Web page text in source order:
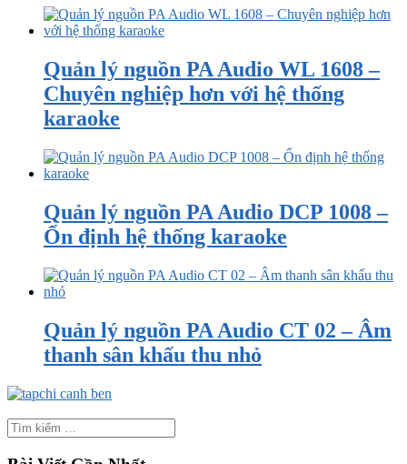
Quản lý nguồn PA Audio WL 1608 –
Chuyên nghiệp hơn với hệ thống
karaoke
Quản lý nguồn PA Audio DCP 1008 –
Ổn định hệ thống karaoke
Quản lý nguồn PA Audio CT 02 – Âm
thanh sân khấu thu nhỏ